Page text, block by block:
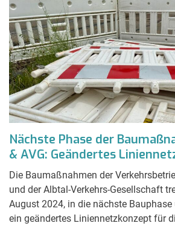
Nächste Phase der
& AVG: Geändertes
Die Baumaßnahmen der
und der Albtal-Verkehrs-Gesellschaft
August 2024, in die nächste
ein geändertes Liniennetzkonzept für